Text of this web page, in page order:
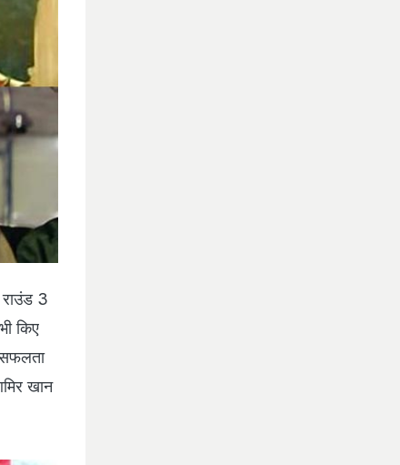
3
किए
खान